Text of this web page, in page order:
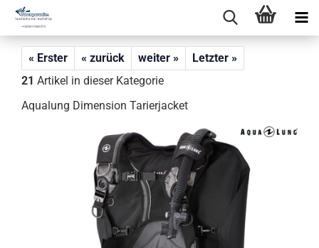
« Erster « zurück weiter »
Letzter »
21 Artikel in dieser Kategorie
Aqualung Dimension Tarierjacket